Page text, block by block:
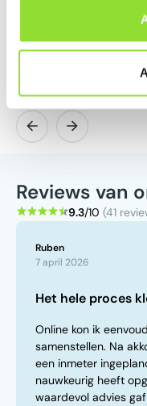
Reviews van
9.3/10 (41
Ruben
7 april 2026
Het hele proces
Online kon ik
samenstellen. Na
een inmeter
nauwkeurig heeft
waardevol advies